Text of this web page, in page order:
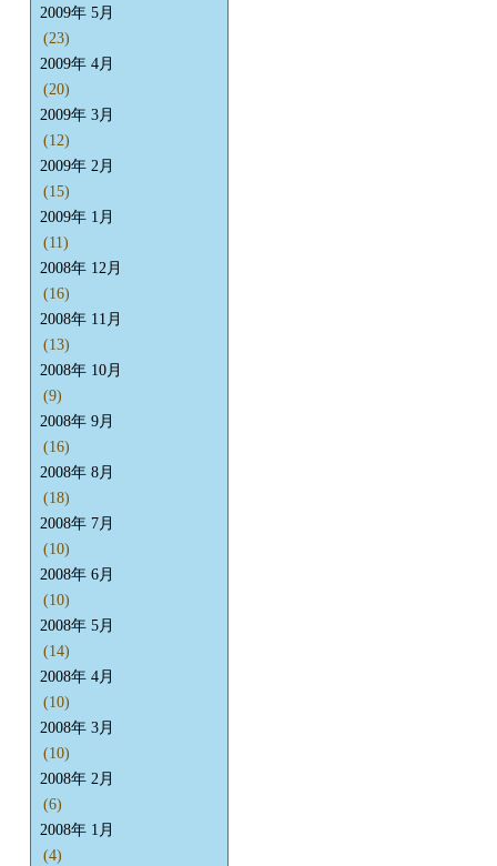
2009年 5月
(23)
2009年 4月
(20)
2009年 3月
(12)
2009年 2月
(15)
2009年 1月
(11)
2008年 12月
(16)
2008年 11月
(13)
2008年 10月
(9)
2008年 9月
(16)
2008年 8月
(18)
2008年 7月
(10)
2008年 6月
(10)
2008年 5月
(14)
2008年 4月
(10)
2008年 3月
(10)
2008年 2月
(6)
2008年 1月
(4)